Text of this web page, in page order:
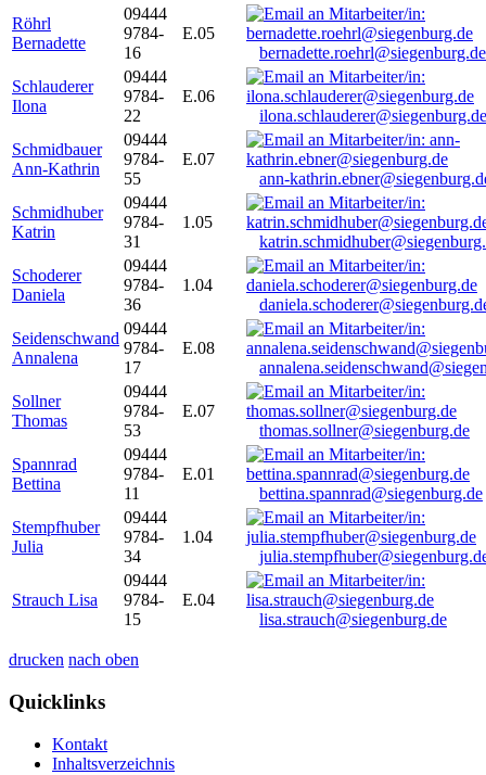
Röhrl
Bernadette
09444
9784-
16
E.05
bernadette.roehrl@siegenburg.de
Schlauderer
Ilona
09444
9784-
22
E.06
ilona.schlauderer@siegenburg.de
Schmidbauer
Ann-Kathrin
09444
9784-
55
E.07
ann-
Schmidhuber
Katrin
09444
9784-
31
1.05
Schoderer
Daniela
09444
9784-
36
1.04
Seidenschwand
Annalena
09444
9784-
17
E.08
Sollner
Thomas
09444
9784-
53
E.07
thomas.sollner@siegenburg.de
Spannrad
Bettina
09444
9784-
11
E.01
bettina.spannrad@siegenburg.de
Stempfhuber
Julia
09444
9784-
34
1.04
Strauch Lisa
09444
9784-
15
E.04
lisa.strauch@siegenburg.de
drucken nach oben
Quicklinks
Kontakt
Inhaltsverzeichnis